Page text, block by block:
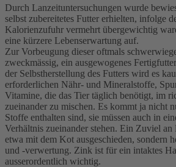
Durch Lanzeituntersuchungen wurde
selbst zubereitetes Futter erhielten, infolge
Kalorienzufuhr vermehrt übergewichtig
eine kürzere Lebenserwartung auf.
Zur Vorbeugung dieser oftmals
zweckmässig, ein ausgewogenes
der Selbstherstellung des Futters wird es
erforderlichen Nähr- und Mineralstoffe,
Vitamine, die das Tier täglich benötigt, im
zueinander zu mischen. Es kommt ja nicht
Stoffe enthalten sind, sie müssen auch in
Verhältnis zueinander stehen. Ein Zuviel
etwa mit dem Kot ausgeschieden, sondern
und -verwertung. Zink ist für ein intaktes
ausserordentlich wichtig.